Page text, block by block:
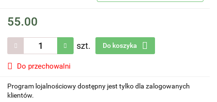
55.00
szt. Do koszyka
Do przechowalni
Program lojalnościowy dostępny jest tylko dla zalogowanych
klientów.